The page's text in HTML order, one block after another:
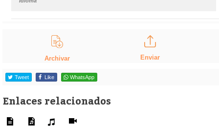
Archivar Enviar
Tweet Like WhatsApp
Enlaces relacionados